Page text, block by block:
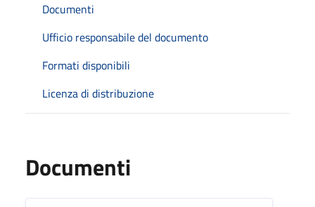
Documenti
Ufficio responsabile del documento
Formati disponibili
Licenza di distribuzione
Documenti